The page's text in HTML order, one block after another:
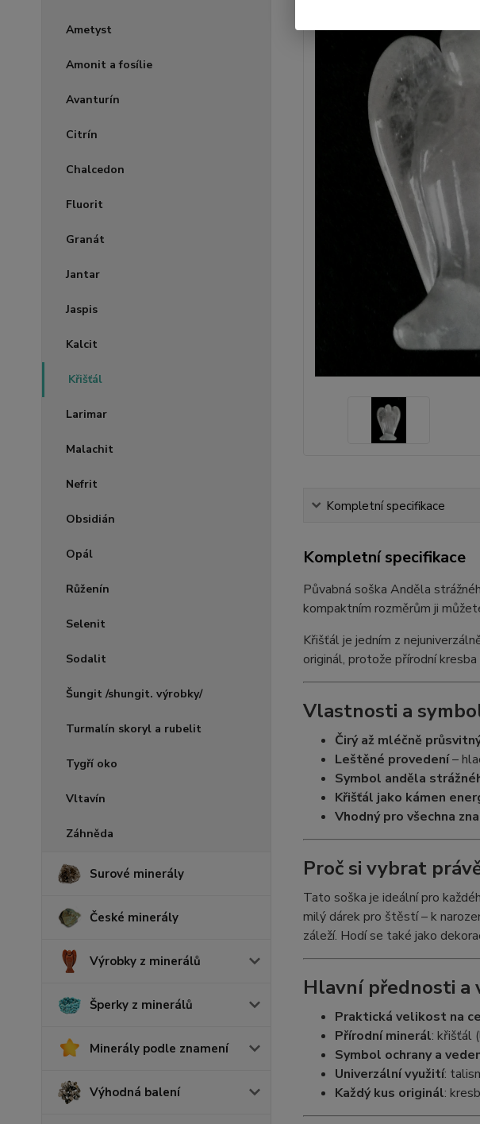
Ametyst
Amonit a fosílie
Avanturín
Citrín
Chalcedon
Fluorit
Granát
Jantar
Jaspis
Kalcit
Křišťál
Larimar
Malachit
Nefrit
Obsidián
Opál
Růženín
Selenit
Sodalit
Šungit /shungit. výrobky/
Turmalín skoryl a rubelit
Tygří oko
Vltavín
Záhněda
Surové minerály
České minerály
Výrobky z minerálů
Šperky z minerálů
Minerály podle znamení
Výhodná balení
Kompletní specifikace
Kompletní specifikace
Půvabná soška Anděla
kompaktním rozměrům ji
Křišťál je jedním z
originál, protože přírodní
Vlastnosti a
Čirý až mléčně
Leštěné provedení–
Symbol anděla
Křišťál jako kámen
Vhodný pro všechna
Proč si vybrat
Tato soška je ideální pro
milý dárek pro štěstí – k
záleží. Hodí se také jako
Hlavní přednosti a
Praktická velikost na
Přírodní minerál: křišťál
Symbol ochrany a
Univerzální využití:
Každý kus originál: